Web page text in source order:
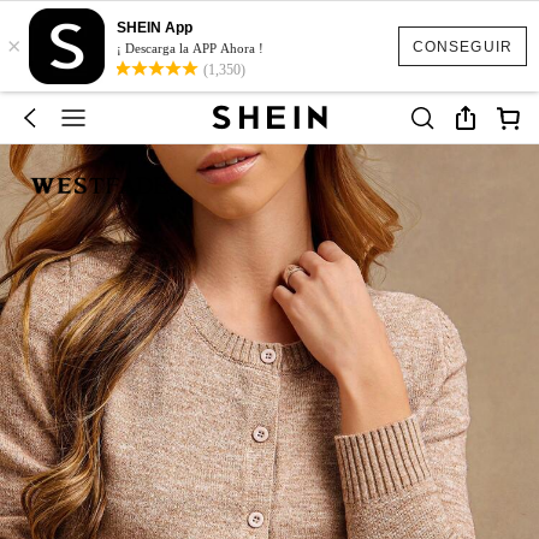
CONSEGUIR
×
SHEIN App
¡ Descarga la APP Ahora !
(1,350)